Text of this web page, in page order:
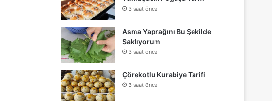
3 saat önce
Asma Yaprağını Bu Şekilde
Saklıyorum
3 saat önce
Çörekotlu Kurabiye Tarifi
3 saat önce